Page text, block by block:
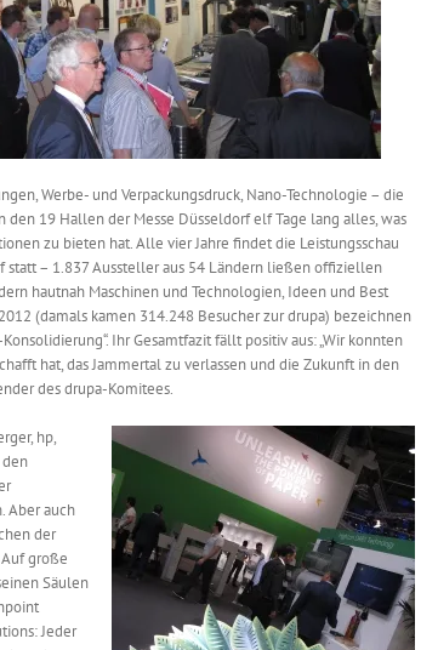
Werbe- und Verpackungsdruck, Nano-Technologie – die
19 Hallen der Messe Düsseldorf elf Tage lang alles, was
zu bieten hat. Alle vier Jahre findet die Leistungsschau
– 1.837 Aussteller aus 54 Ländern ließen offiziellen
hautnah Maschinen und Technologien, Ideen und Best
(damals kamen 314.248 Besucher zur drupa) bezeichnen
Ihr Gesamtfazit fällt positiv aus: „Wir konnten
hat, das Jammertal zu verlassen und die Zukunft in den
des drupa-Komitees.
hp,
den
Aber auch
der
große
Säulen
Jeder